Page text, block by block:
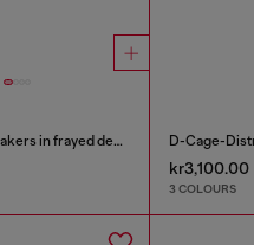
S-D-Ollie - Sneakers in frayed denim e leather
kr3,100.00
3 COLOURS